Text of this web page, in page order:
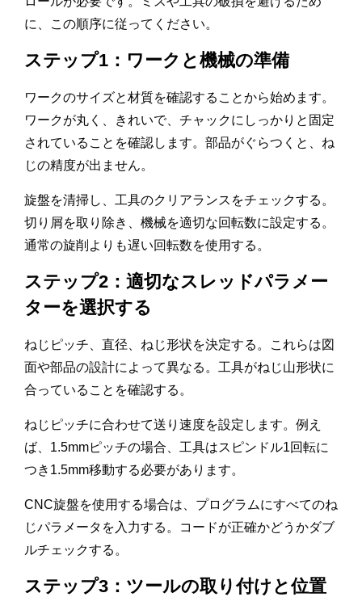
に、この順序に従ってください。
ステップ1：ワークと機械の準備
ワークのサイズと材質を確認することから始めます。
ワークが丸く、きれいで、チャックにしっかりと固定
されていることを確認します。部品がぐらつくと、ね
じの精度が出ません。
旋盤を清掃し、工具のクリアランスをチェックする。
切り屑を取り除き、機械を適切な回転数に設定する。
通常の旋削よりも遅い回転数を使用する。
ステップ2：適切なスレッドパラメー
ターを選択する
ねじピッチ、直径、ねじ形状を決定する。これらは図
面や部品の設計によって異なる。工具がねじ山形状に
合っていることを確認する。
ねじピッチに合わせて送り速度を設定します。例え
ば、1.5mmピッチの場合、工具はスピンドル1回転に
つき1.5mm移動する必要があります。
CNC旋盤を使用する場合は、プログラムにすべてのね
じパラメータを入力する。コードが正確かどうかダブ
ルチェックする。
ステップ3：ツールの取り付けと位置